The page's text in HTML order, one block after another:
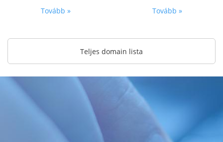
Tovább » Tovább »
Teljes domain lista